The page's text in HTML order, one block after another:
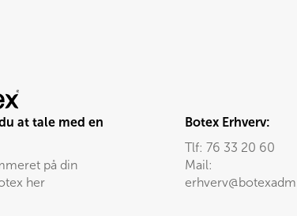
at tale med en
på din
her
Botex Erhverv:
Tlf: 76 33 20 60
Mail: